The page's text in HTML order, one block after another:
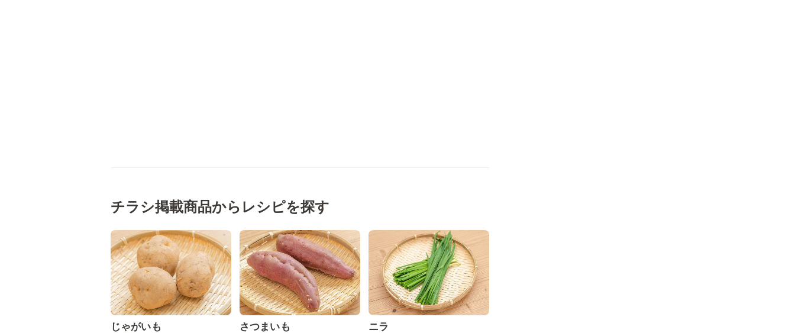
チラシ掲載商品からレシピを探す
じゃがいも さつまいも ニラ